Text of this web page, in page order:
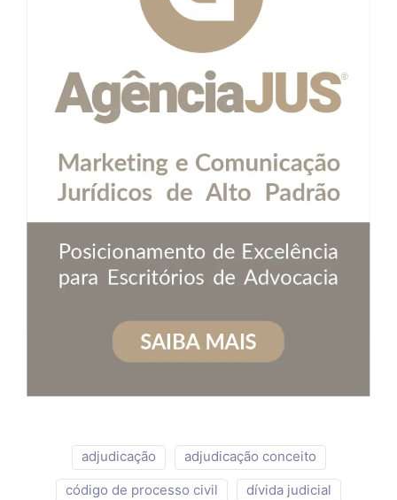
adjudicação
adjudicação conceito
código de processo civil
dívida judicial